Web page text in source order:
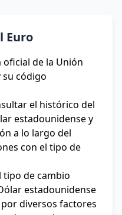
Euro
oficial de la Unión
su código
el histórico del
estadounidense y
a lo largo del
con el tipo de
tipo de cambio
estadounidense
diversos factores